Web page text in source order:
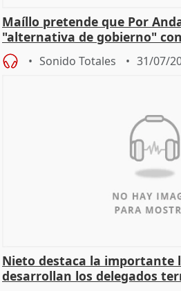
Maíllo pretende que Por
"alternativa de gobierno"
oposición
Sonido Totales 31/07/
Nieto destaca la importante
desarrollan los delegados